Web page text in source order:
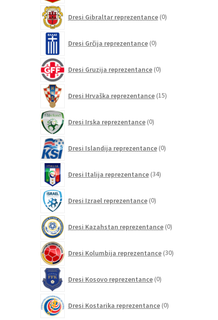
Dresi Gibraltar reprezentance 0izdelkov
Dresi Grčija reprezentance 0izdelkov
Dresi Gruzija reprezentance 0izdelkov
Dresi Hrvaška reprezentance 15izdelkov
Dresi Irska reprezentance 0izdelkov
Dresi Islandija reprezentance 0izdelkov
Dresi Italija reprezentance 34izdelkov
Dresi Izrael reprezentance 0izdelkov
Dresi Kazahstan reprezentance 0izdelkov
Dresi Kolumbija reprezentance 30izdelkov
Dresi Kosovo reprezentance 0izdelkov
Dresi Kostarika reprezentance 0izdelkov